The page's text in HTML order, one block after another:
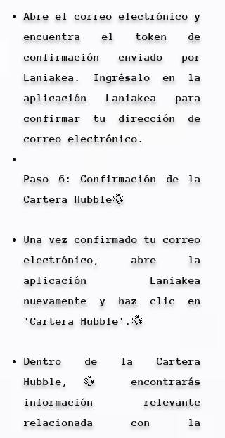
Abre el correo electrónico y
encuentra el token de
confirmación enviado por
Laniakea. Ingrésalo en la
aplicación Laniakea para
confirmar tu dirección de
correo electrónico.
Paso 6: Confirmación de la
Cartera Hubble💱
Una vez confirmado tu correo
electrónico, abre la
aplicación Laniakea
nuevamente y haz clic en
'Cartera Hubble'.💱
Dentro de la Cartera
Hubble,💱 encontrarás
información relevante
relacionada con la